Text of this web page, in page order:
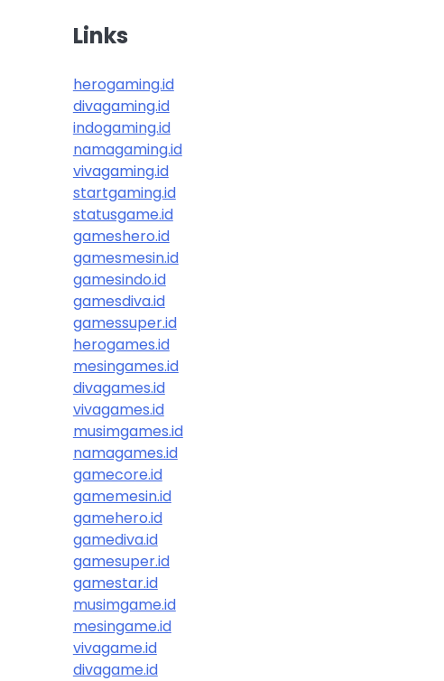
Links
herogaming.id
divagaming.id
indogaming.id
namagaming.id
vivagaming.id
startgaming.id
statusgame.id
gameshero.id
gamesmesin.id
gamesindo.id
gamesdiva.id
gamessuper.id
herogames.id
mesingames.id
divagames.id
vivagames.id
musimgames.id
namagames.id
gamecore.id
gamemesin.id
gamehero.id
gamediva.id
gamesuper.id
gamestar.id
musimgame.id
mesingame.id
vivagame.id
divagame.id